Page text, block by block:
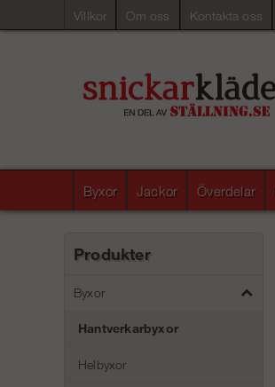
Villkor Om oss Kontakta oss
Byxor Jackor Överdelar
Produkter
Byxor
Hantverkarbyxor
Helbyxor